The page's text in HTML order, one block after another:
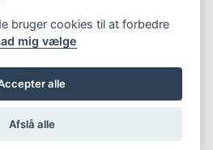
bruger cookies til at forbedre
mig vælge
alle
Afslå alle